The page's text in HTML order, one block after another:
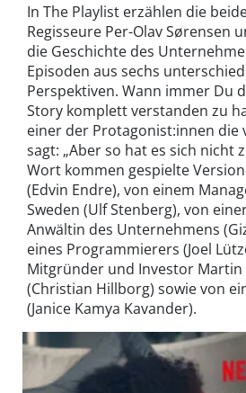
In The Playlist erzählen die
Regisseure Per-Olav Sørensen
die Geschichte des
Episoden aus sechs
Perspektiven. Wann immer Du
Story komplett verstanden zu
einer der Protagonist:innen die
sagt: „Aber so hat es sich nicht
Wort kommen gespielte
(Edvin Endre), von einem
Sweden (Ulf Stenberg), von
Anwältin des Unternehmens
eines Programmierers (Joel
Mitgründer und Investor
(Christian Hillborg) sowie von
(Janice Kamya Kavander).